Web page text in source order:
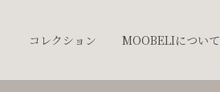
コレクション MOOBELIについて